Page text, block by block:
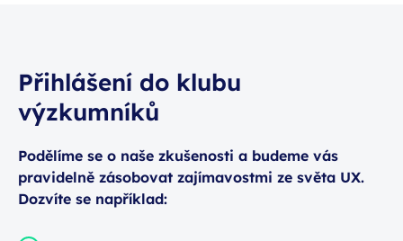
Přihlášení do klubu
výzkumníků
Podělíme se o naše zkušenosti a budeme vás
pravidelně zásobovat zajímavostmi ze světa UX.
Dozvíte se například: